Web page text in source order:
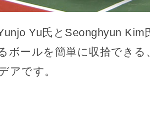
Yu氏とSeonghyun Kim
ボールを簡単に収拾できる
アです。